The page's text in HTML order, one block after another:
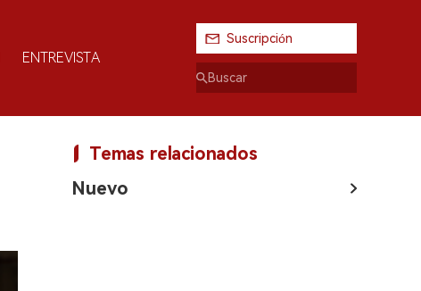
ENTREVISTA
Suscripción
Temas relacionados
Nuevo